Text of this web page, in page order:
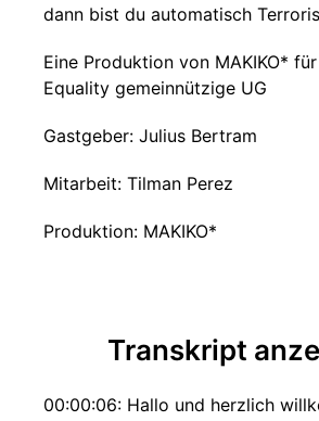
dann bist du automatisch
Eine Produktion von MAKIKO*
Equality gemeinnützige UG
Gastgeber: Julius Bertram
Mitarbeit: Tilman Perez
Produktion: MAKIKO*
Transkript
00:00:06: Hallo und herzlich